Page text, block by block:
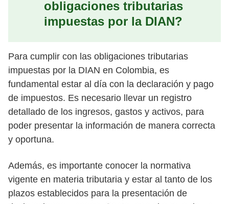
obligaciones tributarias
impuestas por la DIAN?
Para cumplir con las obligaciones tributarias
impuestas por la DIAN en Colombia, es
fundamental estar al día con la declaración y pago
de impuestos. Es necesario llevar un registro
detallado de los ingresos, gastos y activos, para
poder presentar la información de manera correcta
y oportuna.
Además, es importante conocer la normativa
vigente en materia tributaria y estar al tanto de los
plazos establecidos para la presentación de